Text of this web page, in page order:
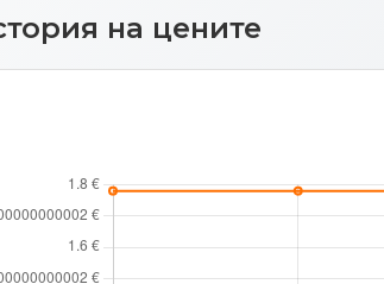
на цените